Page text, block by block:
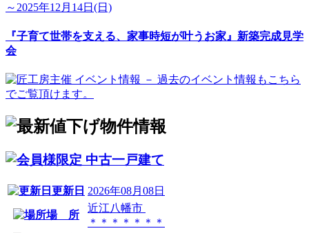
～2025年12月14日(日)
『子育て世帯を支える、家事時短が叶うお家』新築完成見学
会
中古一戸建て
更新日 2026年08月08日
場 所
近江八幡市
＊＊＊＊＊＊＊